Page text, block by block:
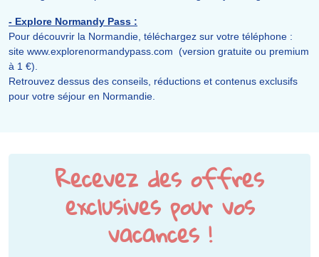
- Explore Normandy Pass :
Pour découvrir la Normandie, téléchargez sur votre téléphone :
site www.explorenormandypass.com (version gratuite ou premium
à 1 €).
Retrouvez dessus des conseils, réductions et contenus exclusifs
pour votre séjour en Normandie.
Recevez des offres
exclusives pour vos
vacances !